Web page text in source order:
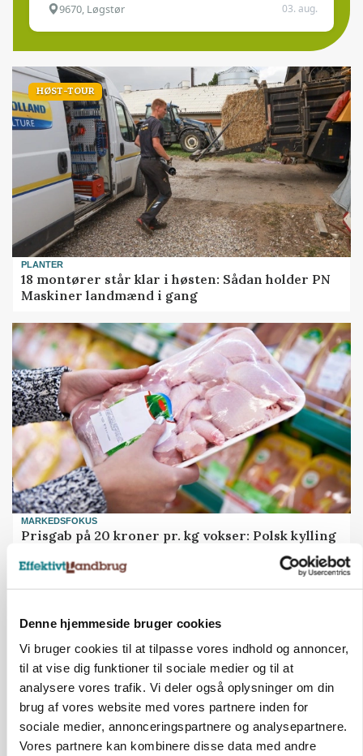
Denne hjemmeside bruger cookies
Vi bruger cookies til at tilpasse vores indhold og annoncer,
til at vise dig funktioner til sociale medier og til at
analysere vores trafik. Vi deler også oplysninger om din
brug af vores website med vores partnere inden for
sociale medier, annonceringspartnere og analysepartnere.
Vores partnere kan kombinere disse data med andre
9670, Løgstør 03. aug.
HØST-TOUR
PLANTER
18 montører står klar i høsten: Sådan holder PN
Maskiner landmænd i gang
MARKEDSFOKUS
Prisgab på 20 kroner pr. kg vokser: Polsk kylling